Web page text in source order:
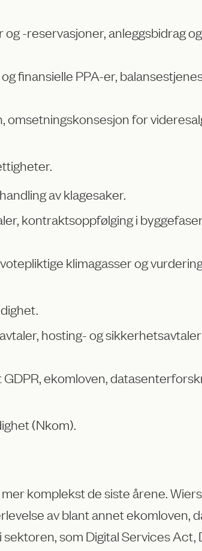
-reservasjoner, anleggsbidrag
finansielle PPA-er,
for
av klagesaker.
kontraktsoppfølging i
klimagasser og
hosting- og
ekomloven,
(Nkom).
komplekst de siste årene.
av blant annet ekomloven,
som Digital Services